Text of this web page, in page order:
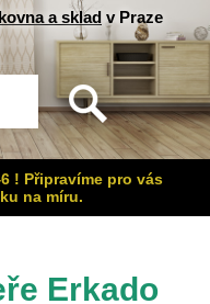
a sklad v Praze
! Připravíme pro vás
na míru.
Erkado